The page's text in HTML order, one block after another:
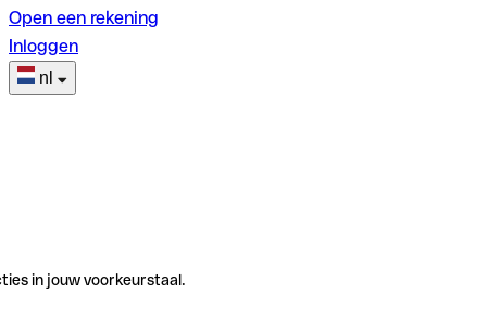
Open een rekening
Inloggen
nl
in jouw voorkeurstaal.